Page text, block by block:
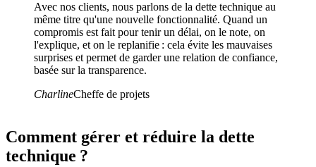
Avec nos clients, nous parlons de la dette technique au
même titre qu'une nouvelle fonctionnalité. Quand un
compromis est fait pour tenir un délai, on le note, on
l'explique, et on le replanifie : cela évite les mauvaises
surprises et permet de garder une relation de confiance,
basée sur la transparence.
CharlineCheffe de projets
Comment gérer et réduire la dette
technique ?